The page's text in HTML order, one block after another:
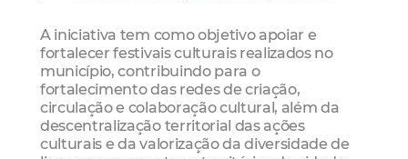
A iniciativa tem como objetivo apoiar e
fortalecer festivais culturais realizados no
município, contribuindo para o
fortalecimento das redes de criação,
circulação e colaboração cultural, além da
descentralização territorial das ações
culturais e da valorização da diversidade de